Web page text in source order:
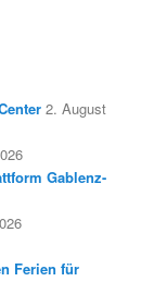
2. August
Gablenz-
Ferien für